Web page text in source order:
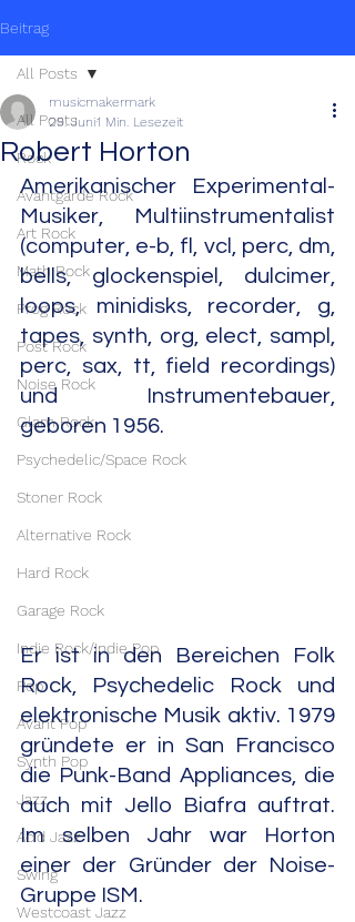
Beitrag
All Posts
Rock
Avantgarde Rock
Art Rock
Math Rock
Prog Rock
Post Rock
Noise Rock
Glam Rock
Psychedelic/Space Rock
Stoner Rock
Alternative Rock
Hard Rock
Garage Rock
Indie Rock/Indie Pop
Pop
Avant Pop
Synth Pop
Jazz
Acid Jazz
Swing
Westcoast Jazz
All Posts
Robert Horton
musicmakermark
29. Juni1 Min. Lesezeit
Amerikanischer Experimental-
Musiker, Multiinstrumentalist
(computer, e-b, fl, vcl, perc, dm,
bells, glockenspiel, dulcimer,
loops, minidisks, recorder, g,
tapes, synth, org, elect, sampl,
perc, sax, tt, field recordings)
und Instrumentebauer,
geboren 1956.
Er ist in den Bereichen Folk
Rock, Psychedelic Rock und
elektronische Musik aktiv. 1979
gründete er in San Francisco
die Punk-Band Appliances, die
auch mit Jello Biafra auftrat.
Im selben Jahr war Horton
einer der Gründer der Noise-
Gruppe ISM.